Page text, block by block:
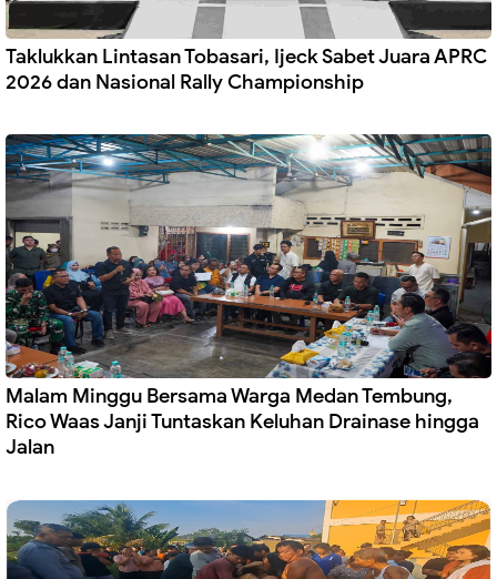
Taklukkan Lintasan Tobasari, Ijeck Sabet Juara APRC
2026 dan Nasional Rally Championship
Malam Minggu Bersama Warga Medan Tembung,
Rico Waas Janji Tuntaskan Keluhan Drainase hingga
Jalan